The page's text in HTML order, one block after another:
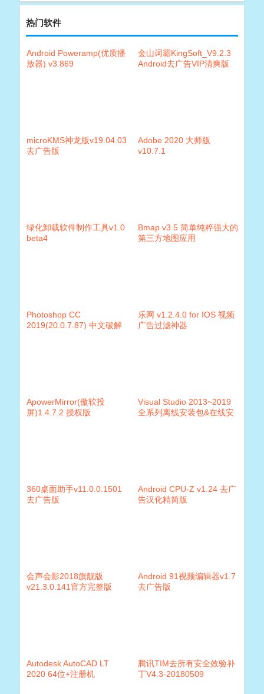
热门软件
Android Poweramp(优质播
放器) v3.869
金山词霸KingSoft_V9.2.3
Android去广告VIP清爽版
microKMS神龙版v19.04.03
去广告版
Adobe 2020 大师版
v10.7.1
绿化卸载软件制作工具v1.0
beta4
Bmap v3.5 简单纯粹强大的
第三方地图应用
Photoshop CC
2019(20.0.7.87) 中文破解
乐网 v1.2.4.0 for IOS 视频
广告过滤神器
ApowerMirror(傲软投
屏)1.4.7.2 授权版
Visual Studio 2013~2019
全系列离线安装包&在线安
360桌面助手v11.0.0.1501
去广告版
Android CPU-Z v1.24 去广
告汉化精简版
会声会影2018旗舰版
v21.3.0.141官方完整版
Android 91视频编辑器v1.7
去广告版
Autodesk AutoCAD LT
2020 64位+注册机
腾讯TIM去所有安全效验补
丁V4.3-20180509